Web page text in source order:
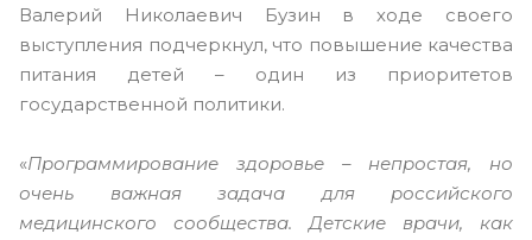
Валерий Николаевич Бузин в ходе своего
выступления подчеркнул, что повышение качества
питания детей – один из приоритетов
государственной политики.
«Программирование здоровье – непростая, но
очень важная задача для российского
медицинского сообщества. Детские врачи, как